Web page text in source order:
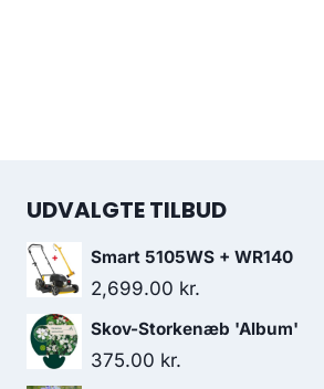
UDVALGTE TILBUD
Smart 5105WS + WR140
2,699.00 kr.
Skov-Storkenæb 'Album'
375.00 kr.